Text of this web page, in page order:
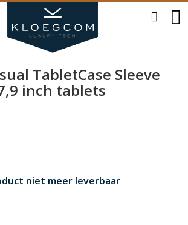
TabletCase Sleeve
inch tablets
niet meer leverbaar